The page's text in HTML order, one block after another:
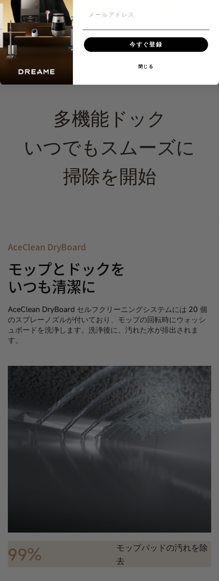
DuoScrub水拭き
システム
32 段階のモップ水量
調節機能
多機能ドック
いつでもスムーズに
掃除を開始
AceClean DryBoard
モップとドックを
いつも清潔に
AceClean DryBoard セルフクリーニングシステムには 20 個
のスプレーノズルが付いており、モップの回転時にウォッシ
ュボードを洗浄します。洗浄後に、汚れた水が排出されま
す。
99%
モップパッドの汚れを除
去
今すぐ登録
閉じる